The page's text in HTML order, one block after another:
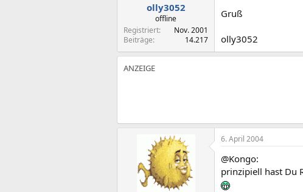
olly3052
offline
Registriert
Nov. 2001
Beiträge
14.217
Gruß
olly3052
6. April 2004
@Kongo:
prinzipiell hast Du